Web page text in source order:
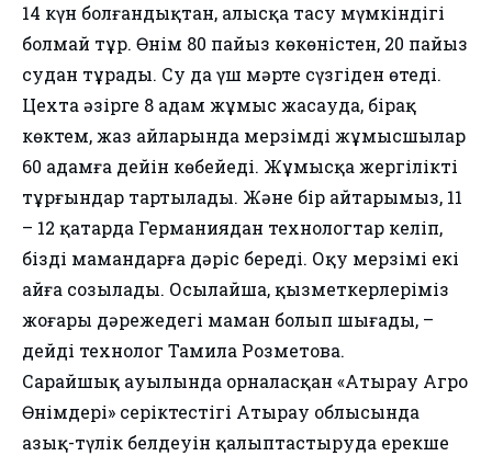
14 күн болғандықтан, алысқа тасу мүмкіндігі
болмай тұр. Өнім 80 пайыз көкөністен, 20 пайыз
судан тұрады. Су да үш мәрте сүзгіден өтеді.
Цехта әзірге 8 адам жұмыс жасауда, бірақ
көктем, жаз айларында мерзімді жұмысшылар
60 адамға дейін көбейеді. Жұмысқа жергілікті
тұрғындар тартылады. Және бір айтарымыз, 11
– 12 қаңтарда Германиядан технологтар келіп,
біздің мамандарға дәріс береді. Оқу мерзімі екі
айға созылады. Осылайша, қызметкерлеріміз
жоғары дәрежедегі маман болып шығады, –
дейді технолог Тамила Розметова.
Сарайшық ауылында орналасқан «Атырау Агро
Өнімдері» серіктестігі Атырау облысында
азық-түлік белдеуін қалыптастыруда ерекше